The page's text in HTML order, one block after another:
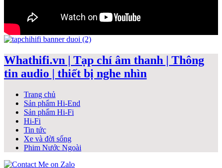
Whathifi.vn | Tạp chí âm thanh | Thông
tin audio | thiết bị nghe nhìn
Trang chủ
Sản phẩm Hi-End
Sản phẩm Hi-Fi
Hi-Fi
Tin tức
Xe và đời sống
Phim Nước Ngoài